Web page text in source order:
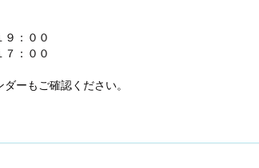
：００
：００
ーもご確認ください。